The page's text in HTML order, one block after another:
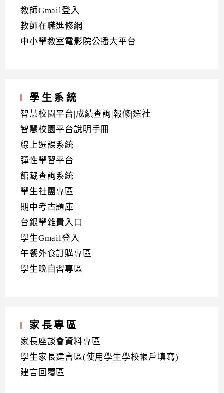
教師Gmail登入
教師在職進修網
中小學教室電影院公播大平台
學生系統
智慧校園平台|成績查詢|報修|選社
智慧校園平台說明手冊
線上選課系統
彈性學習平台
館藏查詢系統
學生社團專區
期中考古題庫
台銀學雜費入口
學生Gmail登入
午餐外食訂購專區
學生晚自習專區
家長專區
家長座談會資料專區
學生家長建言區(使用學生學校帳戶填寫)
建言回覆區